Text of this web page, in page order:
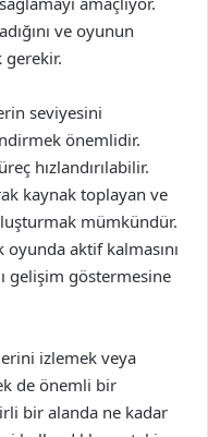
ve oyunun
gerekir.
seviyesini
önemlidir.
hızlandırılabilir.
kaynak toplayan ve
mümkündür.
aktif kalmasını
gelişim göstermesine
izlemek veya
de önemli bir
bir alanda ne kadar